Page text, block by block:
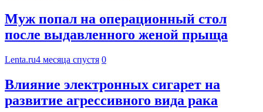
Муж попал на операционный стол
после выдавленного женой прыща
Lenta.ru4 месяца спустя 0
Влияние электронных сигарет на
развитие агрессивного вида рака